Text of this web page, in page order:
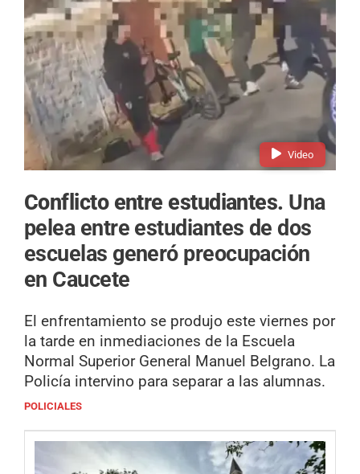
Video
Conflicto entre estudiantes. Una
pelea entre estudiantes de dos
escuelas generó preocupación
en Caucete
El enfrentamiento se produjo este viernes por
la tarde en inmediaciones de la Escuela
Normal Superior General Manuel Belgrano. La
Policía intervino para separar a las alumnas.
POLICIALES